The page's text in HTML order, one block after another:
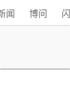
闻 博问